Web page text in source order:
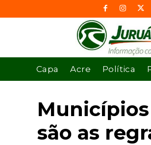
Capa Acre Política
são as